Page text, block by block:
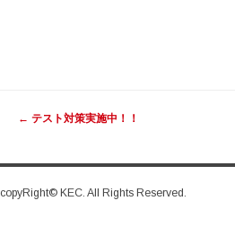
← テスト対策実施中！！
copyRight© KEC. All Rights Reserved.